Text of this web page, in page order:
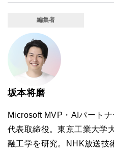
編集者
坂本将磨
Microsoft MVP・AIパート
代表取締役。東京工業大学
融工学を研究。NHK放送技